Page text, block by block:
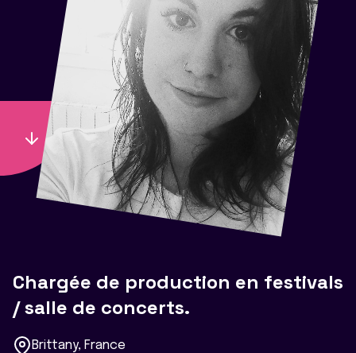
Chargée de production en festivals
/ salle de concerts.
Brittany, France